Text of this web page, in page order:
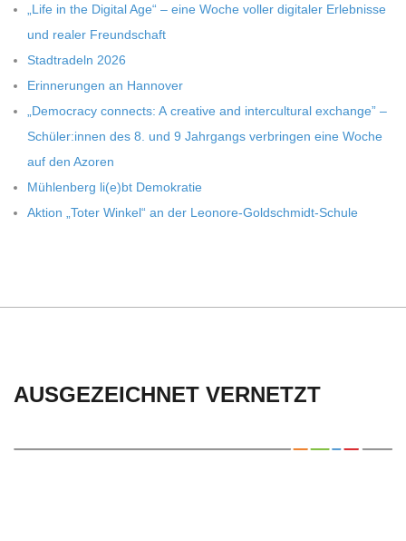
„Life in the Digi­tal Age“ – eine Woche vol­ler digi­ta­ler Erleb­nisse
und rea­ler Freundschaft
Stadt­ra­deln 2026
Erin­ne­run­gen an Hannover
„Demo­cracy con­nects: A crea­tive and inter­cul­tu­ral exch­ange” –
Schüler:innen des 8. und 9 Jahr­gangs ver­brin­gen eine Woche
auf den Azoren
Müh­len­berg li(e)bt Demokratie
Aktion „Toter Win­kel“ an der Leonore-Goldschmidt-Schule
AUSGEZEICHNET VERNETZT